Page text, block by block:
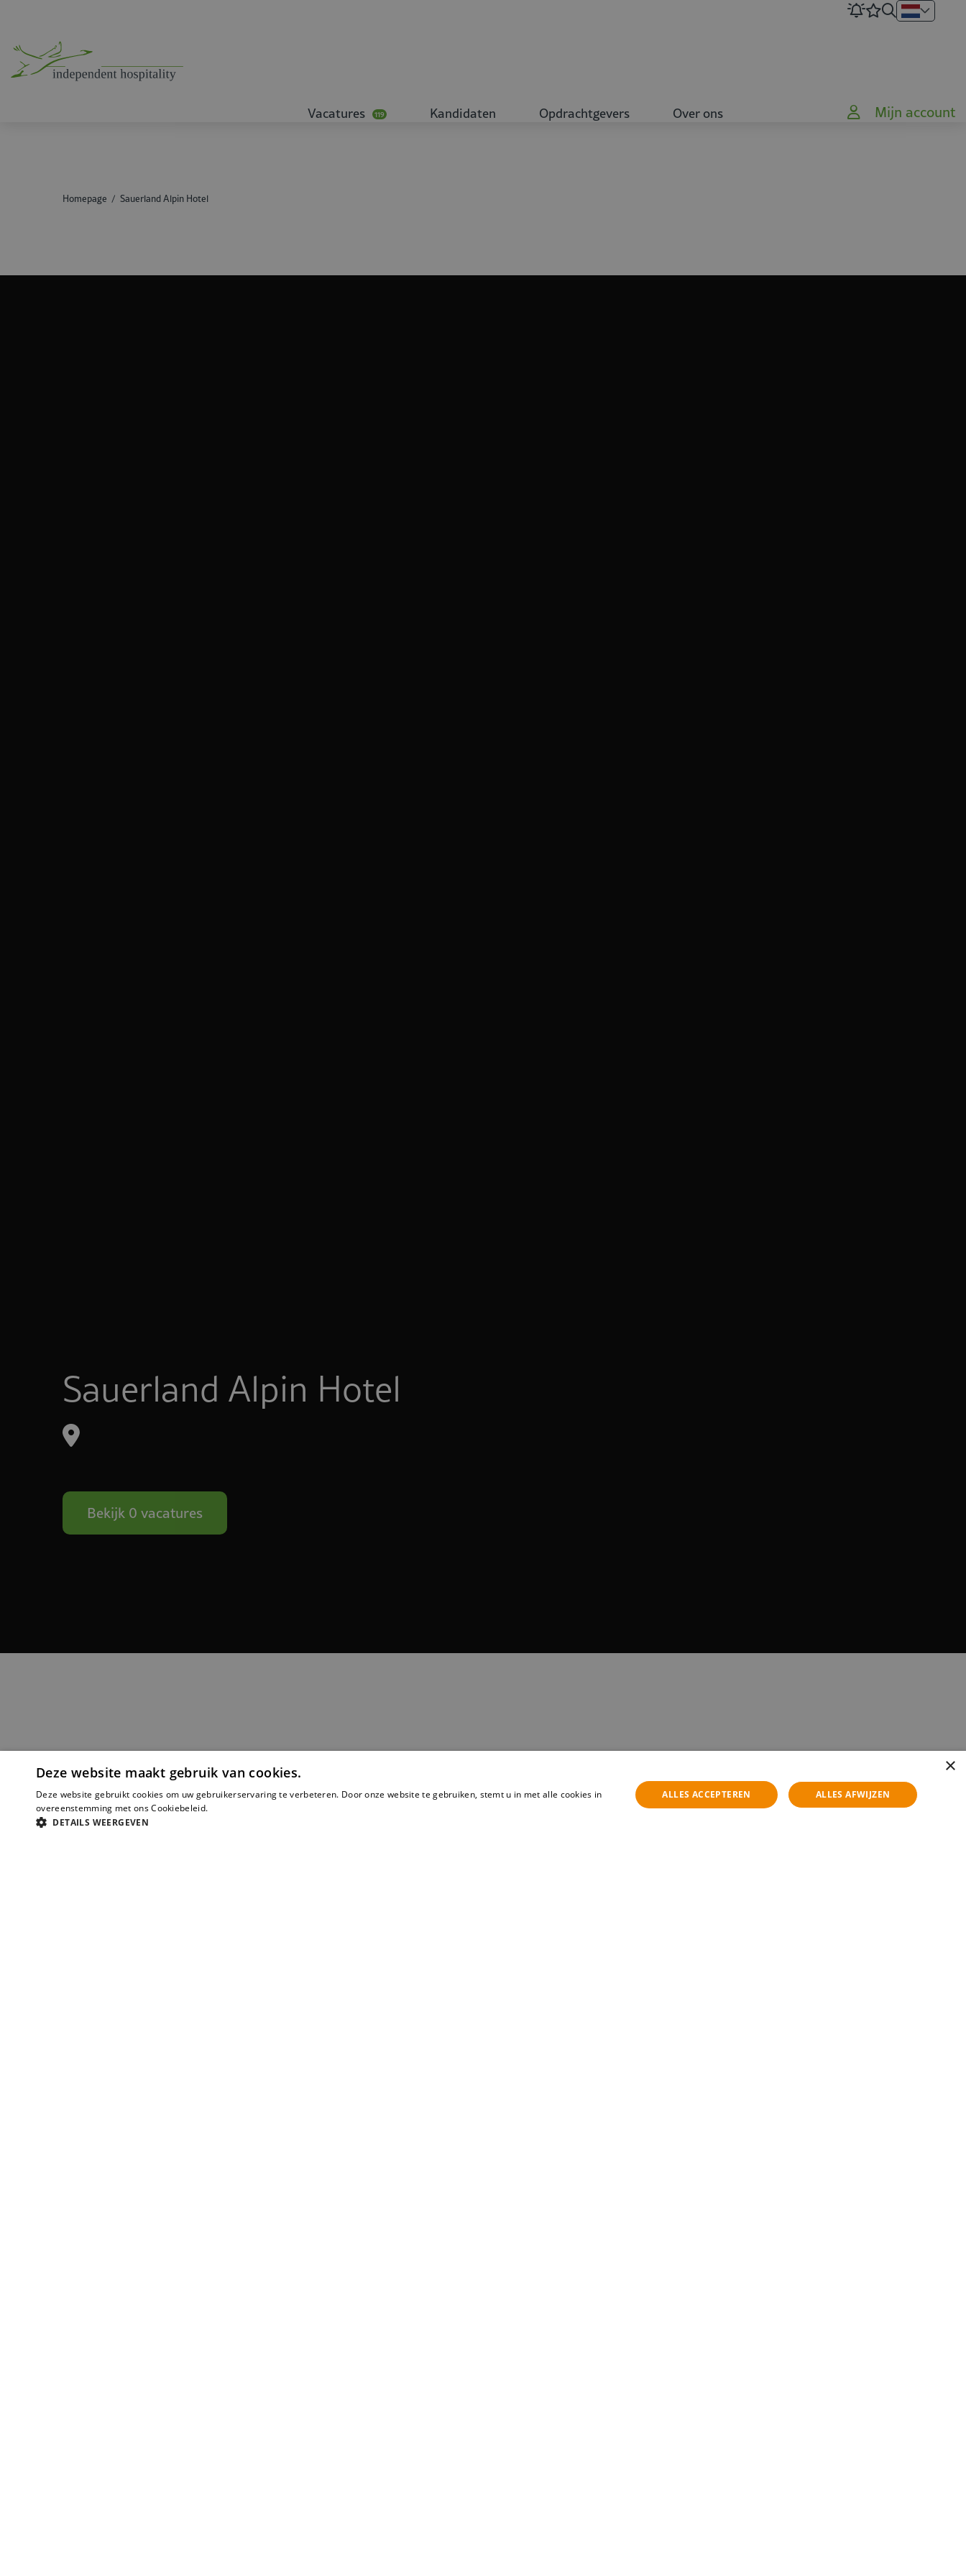
Vacatures 119 Kandidaten Opdrachtgevers Over ons Mijn account
Homepage Sauerland Alpin Hotel
Sauerland Alpin Hotel
Bekijk 0 vacatures
×
Deze website maakt gebruik van cookies.
Deze website gebruikt cookies om uw gebruikerservaring te verbeteren. Door onze website te gebruiken, stemt u in met alle cookies in
overeenstemming met ons Cookiebeleid.
DETAILS WEERGEVEN
ALLES ACCEPTEREN ALLES AFWIJZEN